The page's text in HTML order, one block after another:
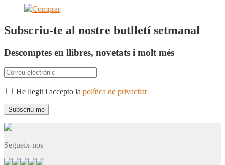
Comprar
Subscriu-te al nostre butlletí setmanal
Descomptes en llibres, novetats i molt més
He llegit i accepto la política de privacitat
Segueix-nos